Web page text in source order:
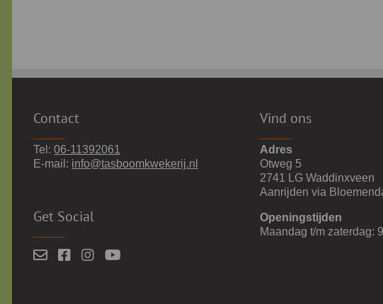
Contact
Tel: 06-11392061
E-mail: info@tasboomkwekerij.nl
Get Social
Vind ons
Adres
Otweg 5
2741 LG Waddinxveen
Aanrijden via
Openingstijden
Maandag t/m zaterdag: